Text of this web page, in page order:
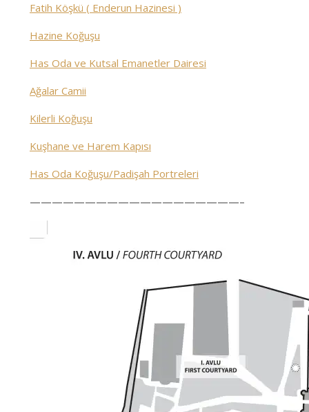
Fatih Köşkü ( Enderun Hazinesi )
Hazine Koğuşu
Has Oda ve Kutsal Emanetler Dairesi
Ağalar Camii
Kilerli Koğuşu
Kuşhane ve Harem Kapısı
Has Oda Koğuşu/Padişah Portreleri
———————————————————–